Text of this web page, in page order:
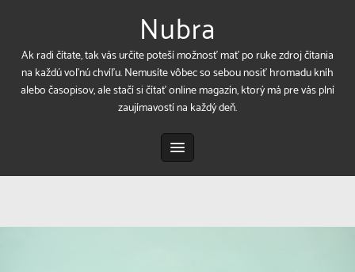
Nubra
Ak radi čítate, tak vás určite poteší možnosť mať po ruke zdroj čítania
na každú voľnú chvíľu. Nemusíte vôbec so sebou nosiť hromadu kníh
alebo časopisov, ale stačí si čítať online magazín, ktorý má pre vás plní
zaujímavostí na každý deň.